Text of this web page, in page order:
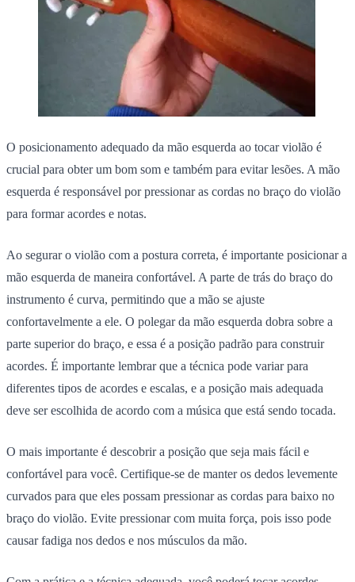
O posicionamento adequado da mão esquerda ao tocar violão é
crucial para obter um bom som e também para evitar lesões. A mão
esquerda é responsável por pressionar as cordas no braço do violão
para formar acordes e notas.
Ao segurar o violão com a postura correta, é importante posicionar a
mão esquerda de maneira confortável. A parte de trás do braço do
instrumento é curva, permitindo que a mão se ajuste
confortavelmente a ele. O polegar da mão esquerda dobra sobre a
parte superior do braço, e essa é a posição padrão para construir
acordes. É importante lembrar que a técnica pode variar para
diferentes tipos de acordes e escalas, e a posição mais adequada
deve ser escolhida de acordo com a música que está sendo tocada.
O mais importante é descobrir a posição que seja mais fácil e
confortável para você. Certifique-se de manter os dedos levemente
curvados para que eles possam pressionar as cordas para baixo no
braço do violão. Evite pressionar com muita força, pois isso pode
causar fadiga nos dedos e nos músculos da mão.